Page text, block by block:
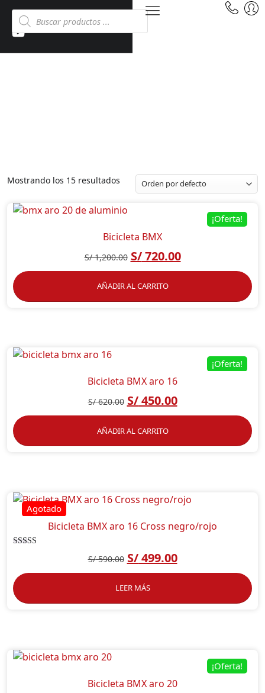
Mostrando los 15 resultados
¡Oferta!
Bicicleta BMX
S/1,200.00 S/720.00
AÑADIR AL CARRITO
¡Oferta!
Bicicleta BMX aro 16
S/620.00 S/450.00
AÑADIR AL CARRITO
Bicicleta BMX aro 16 Cross negro/rojo
S/590.00 S/499.00
LEER MÁS
¡Oferta!
Bicicleta BMX aro 20